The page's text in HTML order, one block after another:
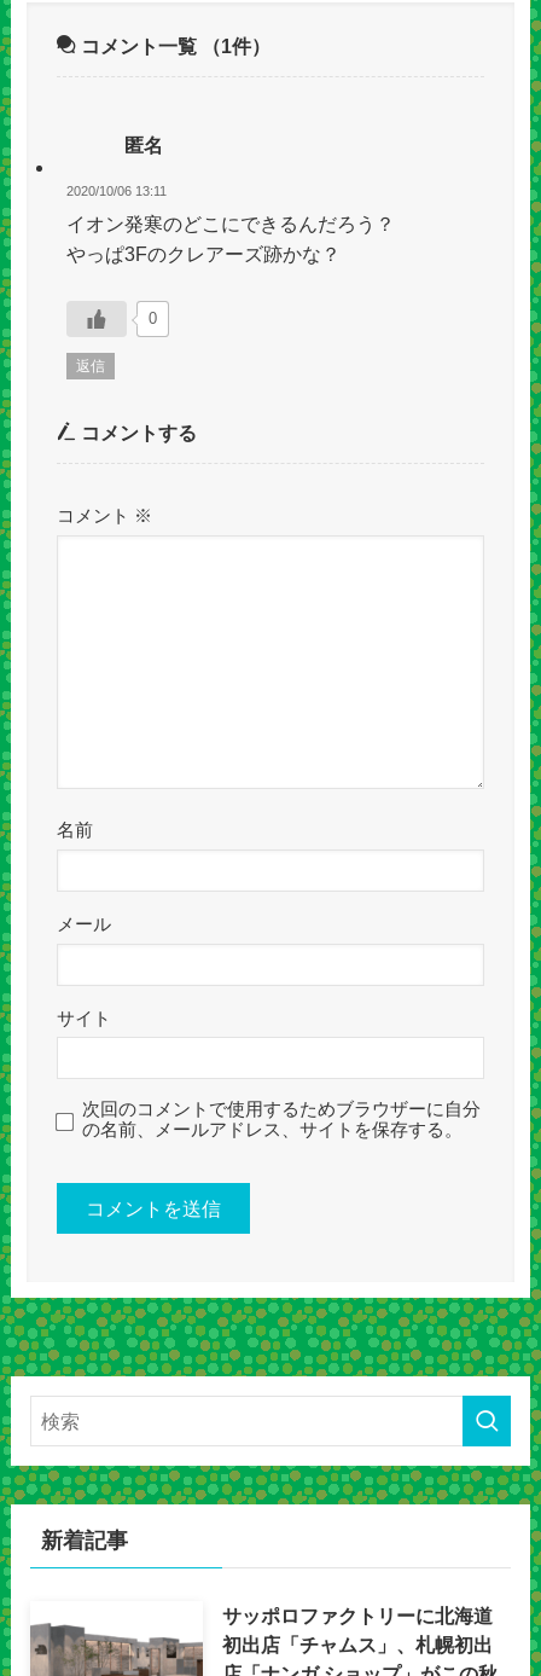
コメント一覧 （1件）
匿名
2020/10/06 13:11
イオン発寒のどこにできるんだろう？
やっぱ3Fのクレアーズ跡かな？
0
返信
コメントする
コメント ※
名前
メール
サイト
次回のコメントで使用するためブラウザーに自分
の名前、メールアドレス、サイトを保存する。
新着記事
サッポロファクトリーに北海道
初出店「チャムス」、札幌初出